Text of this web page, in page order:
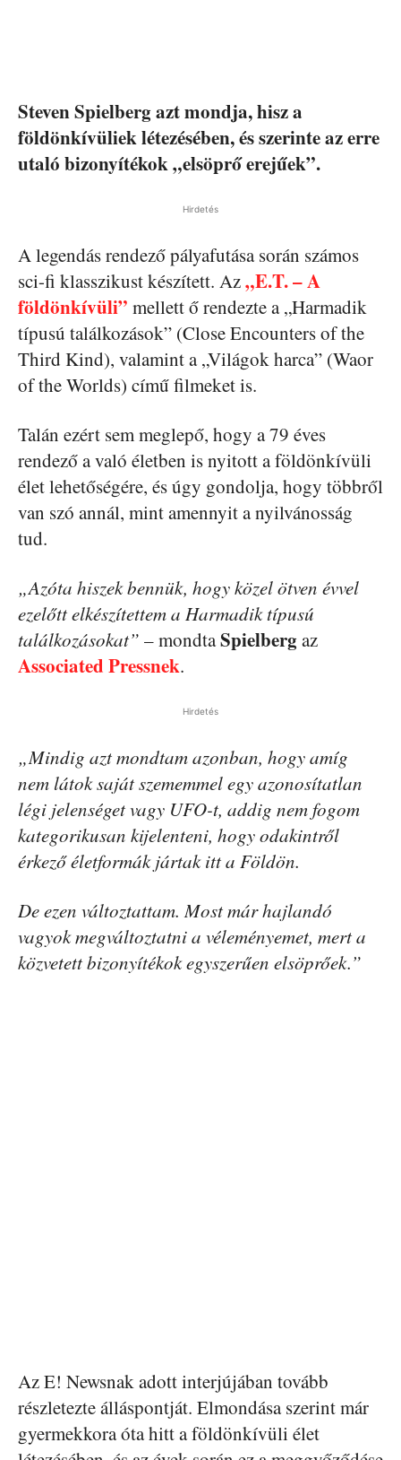
Steven Spielberg azt mondja, hisz a
földönkívüliek létezésében, és szerinte az erre
utaló bizonyítékok „elsöprő erejűek”.
Hirdetés
A legendás rendező pályafutása során számos
sci-fi klasszikust készített. Az„E.T. – A
földönkívüli” mellett ő rendezte a „Harmadik
típusú találkozások” (Close Encounters of the
Third Kind), valamint a „Világok harca” (Waor
of the Worlds) című filmeket is.
Talán ezért sem meglepő, hogy a 79 éves
rendező a való életben is nyitott a földönkívüli
élet lehetőségére, és úgy gondolja, hogy többről
van szó annál, mint amennyit a nyilvánosság
tud.
„Azóta hiszek bennük, hogy közel ötven évvel
ezelőtt elkészítettem a Harmadik típusú
találkozásokat” – mondtaSpielbergaz
Associated Pressnek.
Hirdetés
„Mindig azt mondtam azonban, hogy amíg
nem látok saját szememmel egy azonosítatlan
légi jelenséget vagy UFO-t, addig nem fogom
kategorikusan kijelenteni, hogy odakintről
érkező életformák jártak itt a Földön.
De ezen változtattam. Most már hajlandó
vagyok megváltoztatni a véleményemet, mert a
közvetett bizonyítékok egyszerűen elsöprőek.”
Az E! Newsnak adott interjújában tovább
részletezte álláspontját. Elmondása szerint már
gyermekkora óta hitt a földönkívüli élet